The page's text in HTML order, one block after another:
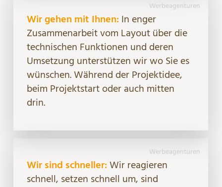
Werbeagenturen
Wir gehen mit Ihnen:In enger
Zusammenarbeit vom Layout über die
technischen Funktionen und deren
Umsetzung unterstützen wir wo Sie es
wünschen. Während der Projektidee,
beim Projektstart oder auch mitten
drin.
Werbeagenturen
Wir sind schneller:Wir reagieren
schnell, setzen schnell um, sind